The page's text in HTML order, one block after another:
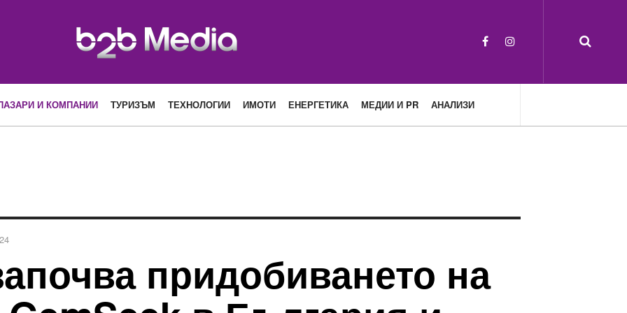
И КОМПАНИИ ТУРИЗЪМ ТЕХНОЛОГИИ ИМОТИ ЕНЕРГЕТИКА МЕДИИ И PR АНАЛИЗИ
придобиването на